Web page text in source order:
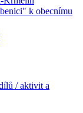
k obecnímu
/ aktivit a